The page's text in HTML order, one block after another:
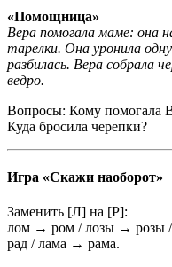
«Помощница»
Вера помогала маме: она
тарелки. Она уронила
разбилась. Вера собрала
ведро.
Вопросы: Кому помогала
Куда бросила черепки?
Игра «Скажи наоборот»
Заменить [Л] на [Р]:
лом → ром / лозы → розы
рад / лама → рама.